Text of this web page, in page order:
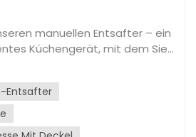
manuellen Entsafter – ein
Küchengerät, mit dem Sie
bis zum letzten Tropfen
Dieser kompakte und
Entsafter eignet sich perfekt
von Orangen, Zitronen,
bietet Ihnen jederzeit einen
Entsafter